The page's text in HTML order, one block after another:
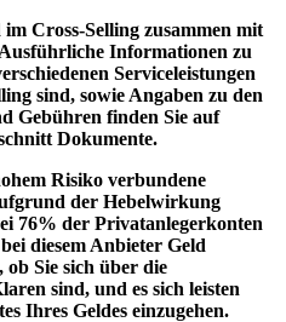
Cross-Selling zusammen mit
Informationen zu
Serviceleistungen
sind, sowie Angaben zu den
Gebühren finden Sie auf
Dokumente.
Risiko verbundene
der Hebelwirkung
76% der Privatanlegerkonten
diesem Anbieter Geld
ob Sie sich über die
sind, und es sich leisten
Ihres Geldes einzugehen.